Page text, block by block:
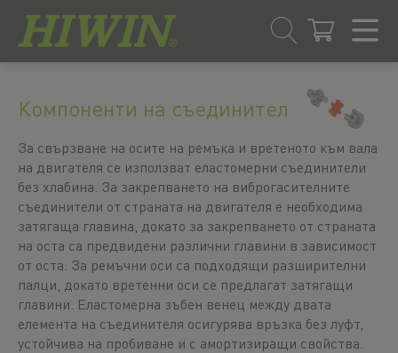
съдържанието
менюто
навигация
Компоненти на съединител
За свързване на осите на ремъка и вретеното към вала
на двигателя се използват еластомерни съединители
без хлабина. За закрепването на виброгасителните
съединители от страната на двигателя е необходима
затягаща главина, докато за закрепването от страната
на оста са предвидени различни главини в зависимост
от оста: За ремъчни оси са подходящи разширителни
палци, докато вретенни оси се предлагат затягащи
главини. Еластомерна зъбен венец между двата
елемента на съединителя осигурява връзка без луфт,
устойчива на пробиване и с амортизиращи свойства.